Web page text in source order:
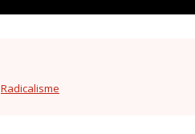
Radicalisme